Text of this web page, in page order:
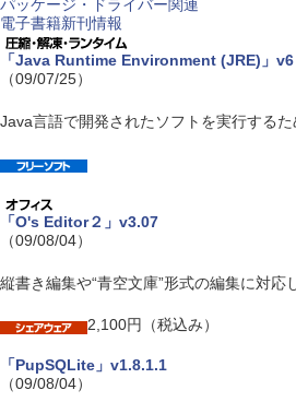
パッケージ・ドライバー関連
電子書籍新刊情報
「Java Runtime Environment (JRE)」
（09/07/25）
Java言語で開発されたソフトを実行する
「O's Editor２」v3.07
（09/08/04）
縦書き編集や“青空文庫”形式の編集に対応
2,100円（税込み）
「PupSQLite」v1.8.1.1
（09/08/04）